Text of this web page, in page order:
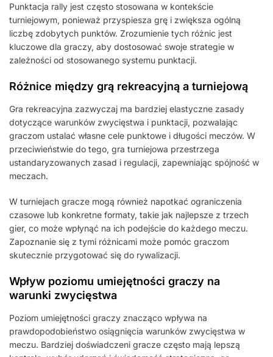
Punktacja rally jest często stosowana w kontekście
turniejowym, ponieważ przyspiesza grę i zwiększa ogólną
liczbę zdobytych punktów. Zrozumienie tych różnic jest
kluczowe dla graczy, aby dostosować swoje strategie w
zależności od stosowanego systemu punktacji.
Różnice między grą rekreacyjną a turniejową
Gra rekreacyjna zazwyczaj ma bardziej elastyczne zasady
dotyczące warunków zwycięstwa i punktacji, pozwalając
graczom ustalać własne cele punktowe i długości meczów. W
przeciwieństwie do tego, gra turniejowa przestrzega
ustandaryzowanych zasad i regulacji, zapewniając spójność w
meczach.
W turniejach gracze mogą również napotkać ograniczenia
czasowe lub konkretne formaty, takie jak najlepsze z trzech
gier, co może wpłynąć na ich podejście do każdego meczu.
Zapoznanie się z tymi różnicami może pomóc graczom
skutecznie przygotować się do rywalizacji.
Wpływ poziomu umiejętności graczy na
warunki zwycięstwa
Poziom umiejętności graczy znacząco wpływa na
prawdopodobieństwo osiągnięcia warunków zwycięstwa w
meczu. Bardziej doświadczeni gracze często mają lepszą